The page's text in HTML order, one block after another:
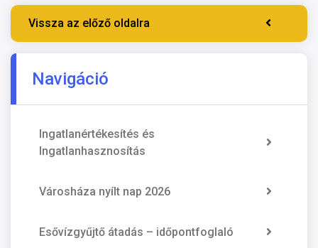
Vissza az előző oldalra
Navigáció
Ingatlanértékesítés és
Ingatlanhasznosítás
Városháza nyílt nap 2026
Esővízgyűjtő átadás – időpontfoglaló